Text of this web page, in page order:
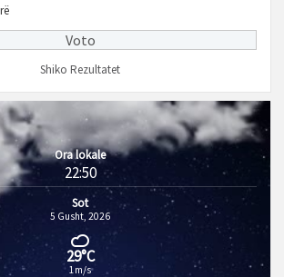
Shiko Rezultatet
Ora lokale
22:50
Sot
5 Gusht, 2026
29°C
1m/s